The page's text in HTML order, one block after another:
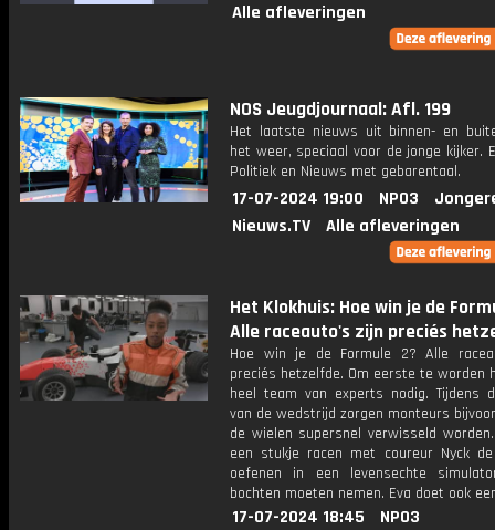
Alle afleveringen
NOS Jeugdjournaal: Afl. 199
Het laatste nieuws uit binnen- en
het weer, speciaal voor de jonge kijker.
Politiek en Nieuws met gebarentaal.
17-07-2024 19:00 NPO3
Nieuws.TV
Alle afleveringen
Het Klokhuis: Hoe win je de
Alle raceauto's zijn preciés
Hoe win je de Formule 2? Alle
preciés hetzelfde. Om eerste te worden
heel team van experts nodig. Tijdens
van de wedstrijd zorgen monteurs
de wielen supersnel verwisseld
een stukje racen met coureur Nyck
oefenen in een levensechte
bochten moeten nemen. Eva doet ook
17-07-2024 18:45
NPO3